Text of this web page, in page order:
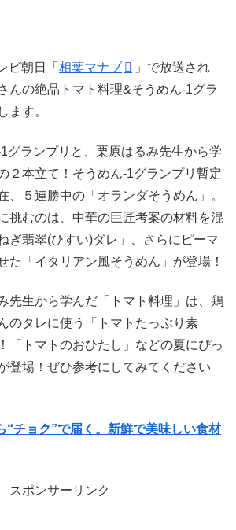
ビ朝日「 相葉マナブ
」で放送され
んの絶品トマト料理&そうめん-1グラ
ます。
グランプリと、栗原はるみ先生から学
２本立て！そうめん-1グランプリ暫定
、５連勝中の「オランダそうめん」。
挑むのは、中華の巨匠考案の材料を混
ぎ翡翠(ひすい)ダレ」、さらにピーマ
た「イタリアン風そうめん」が登場！
先生から学んだ「トマト料理」は、鶏
のタレに使う「トマトたっぷり素
「トマトのおひたし」などの夏にぴっ
登場！ぜひ参考にしてみてください
“チョク”で届く。新鮮で美味しい食材
スポンサーリンク